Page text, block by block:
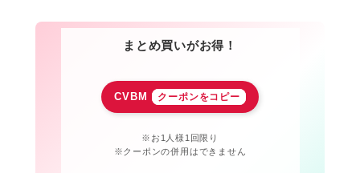
まとめ買いがお得！
CVBM クーポンをコピー
※お1人様1回限り
※クーポンの併用はできません